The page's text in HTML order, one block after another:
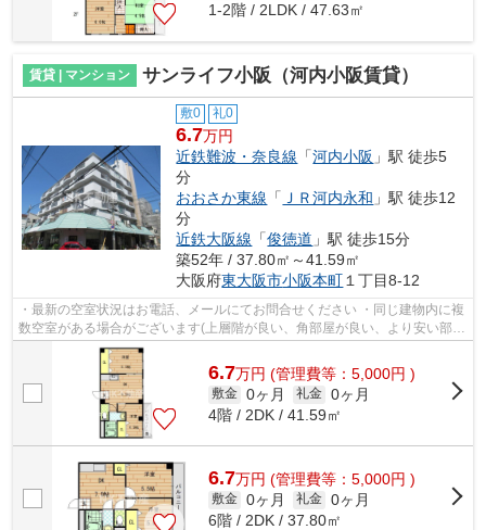
1-2階 / 2LDK / 47.63㎡
賃貸 | マンション サンライフ小阪（河内小阪賃貸）
敷0 礼0
6.7万円
近鉄難波・奈良線 「河内小阪 」駅 徒歩5
分
おおさか東線 「 ＪＲ河内永和 」駅 徒歩12
分
近鉄大阪線 「俊徳道 」駅 徒歩15分
築52年 / 37.80㎡～41.59㎡
大阪府東大阪市小阪本町１丁目8-12
・最新の空室状況はお電話、メールにてお問合せください ・同じ建物内に複
数空室がある場合がございます(上層階が良い、角部屋が良い、より安い部屋
が良いなどお気軽にお問合せくださ...
6.7万円 (管理費等：5,000円 )
敷金 0ヶ月 礼金 0ヶ月
4階 / 2DK / 41.59㎡
6.7万円 (管理費等：5,000円 )
敷金 0ヶ月 礼金 0ヶ月
6階 / 2DK / 37.80㎡